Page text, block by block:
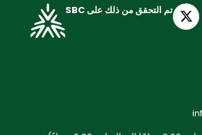
تم التحقق من ذلك على SBC